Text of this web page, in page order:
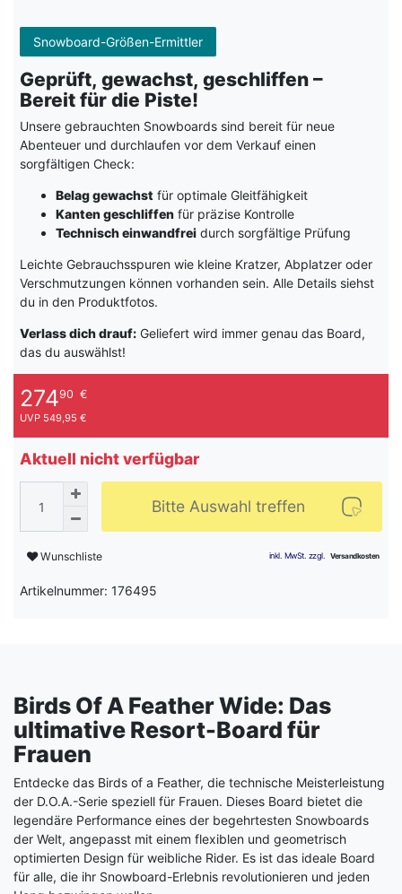
Snowboard-Größen-Ermittler
Geprüft, gewachst, geschliffen –
Bereit für die Piste!
Unsere gebrauchten Snowboards sind bereit für neue
Abenteuer und durchlaufen vor dem Verkauf einen
sorgfältigen Check:
Belag gewachst für optimale Gleitfähigkeit
Kanten geschliffen für präzise Kontrolle
Technisch einwandfrei durch sorgfältige Prüfung
Leichte Gebrauchsspuren wie kleine Kratzer, Abplatzer oder
Verschmutzungen können vorhanden sein. Alle Details siehst
du in den Produktfotos.
Verlass dich drauf: Geliefert wird immer genau das Board,
das du auswählst!
27490 €
UVP 549,95 €
Aktuell nicht verfügbar
Bitte Auswahl treffen
Wunschliste
Artikelnummer: 176495
Birds Of A Feather Wide: Das
ultimative Resort-Board für
Frauen
Entdecke das Birds of a Feather, die technische Meisterleistung
der D.O.A.-Serie speziell für Frauen. Dieses Board bietet die
legendäre Performance eines der begehrtesten Snowboards
der Welt, angepasst mit einem flexiblen und geometrisch
optimierten Design für weibliche Rider. Es ist das ideale Board
für alle, die ihr Snowboard-Erlebnis revolutionieren und jeden